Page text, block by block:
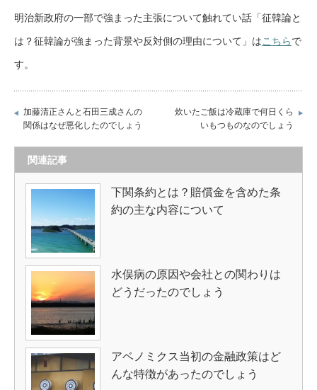
明治新政府の一部で強まった主張について触れてい話「征韓論と
は？征韓論が強まった背景や反対側の理由について」はこちらで
す。
加藤清正さんと石田三成さんの
関係はなぜ悪化したのでしょう
炊いたご飯は冷蔵庫で何日くら
いもつものなのでしょう
関連記事
下関条約とは？賠償金を含めた条
約の主な内容について
水俣病の原因や会社との関わりは
どうだったのでしょう
アベノミクス当初の金融政策はど
んな特徴があったのでしょう